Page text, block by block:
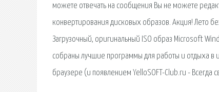
можете отвечать на сообщения Вы не можете
конвертирования дисковых образов. Акция! Лето
Загрузочный, оригинальный ISO образ Microsoft
собраны лучшие программы для работы и отдыха в
браузере (и появлением YelloSOFT-Club.ru -